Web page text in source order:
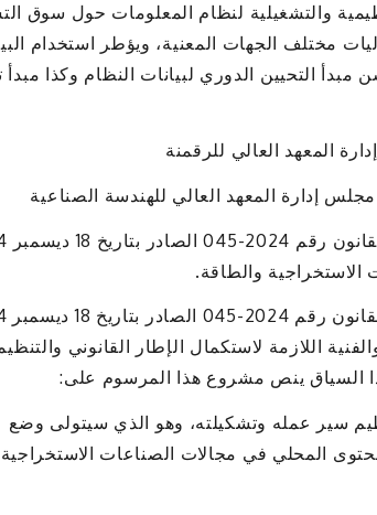
والتشغيلية لنظام المعلومات حول سوق
مختلف الجهات المعنية، ويؤطر استخدام
التحيين الدوري لبيانات النظام وكذا مبدأ
المعهد العالي للرقمنة
إدارة المعهد العالي للهندسة الصناعية
– مشروع
والطاقة.
اللازمة لاستكمال الإطار القانوني
السياق ينص مشروع هذا المرسوم على:
سير عمله وتشكيلته، وهو الذي سيتولى وضع
المحلي في مجالات الصناعات